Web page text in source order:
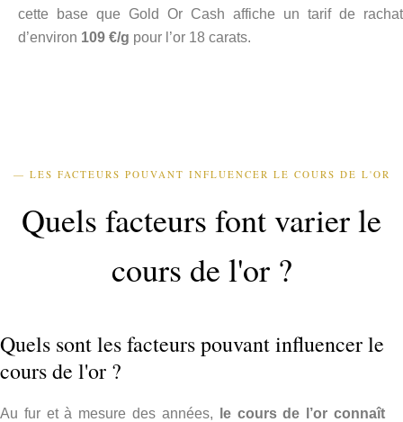
cette base que Gold Or Cash affiche un tarif de rachat
d’environ 109 €/g pour l’or 18 carats.
— LES FACTEURS POUVANT INFLUENCER LE COURS DE L'OR
Quels facteurs font varier le
cours de l'or ?
Quels sont les facteurs pouvant influencer le
cours de l'or ?
Au fur et à mesure des années, le cours de l’or connaît